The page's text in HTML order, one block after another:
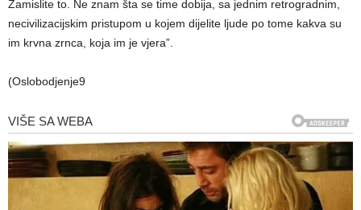
Zamislite to. Ne znam šta se time dobija, sa jednim retrogradnim,
necivilizacijskim pristupom u kojem dijelite ljude po tome kakva su
im krvna zrnca, koja im je vjera”.
(Oslobodjenje9